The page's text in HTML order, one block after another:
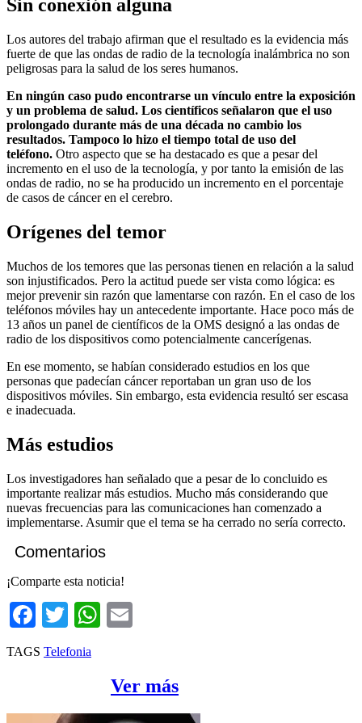
Sin conexión alguna
Los autores del trabajo afirman que el resultado es la evidencia más
fuerte de que las ondas de radio de la tecnología inalámbrica no son
peligrosas para la salud de los seres humanos.
En ningún caso pudo encontrarse un vínculo entre la exposición
y un problema de salud. Los científicos señalaron que el uso
prolongado durante más de una década no cambio los
resultados. Tampoco lo hizo el tiempo total de uso del
teléfono. Otro aspecto que se ha destacado es que a pesar del
incremento en el uso de la tecnología, y por tanto la emisión de las
ondas de radio, no se ha producido un incremento en el porcentaje
de casos de cáncer en el cerebro.
Orígenes del temor
Muchos de los temores que las personas tienen en relación a la salud
son injustificados. Pero la actitud puede ser vista como lógica: es
mejor prevenir sin razón que lamentarse con razón. En el caso de los
teléfonos móviles hay un antecedente importante. Hace poco más de
13 años un panel de científicos de la OMS designó a las ondas de
radio de los dispositivos como potencialmente cancerígenas.
En ese momento, se habían considerado estudios en los que
personas que padecían cáncer reportaban un gran uso de los
dispositivos móviles. Sin embargo, esta evidencia resultó ser escasa
e inadecuada.
Más estudios
Los investigadores han señalado que a pesar de lo concluido es
importante realizar más estudios. Mucho más considerando que
nuevas frecuencias para las comunicaciones han comenzado a
implementarse. Asumir que el tema se ha cerrado no sería correcto.
Comentarios
¡Comparte esta noticia!
Facebook
TwitterWhatsApp
TAGS Telefonia
Ver más